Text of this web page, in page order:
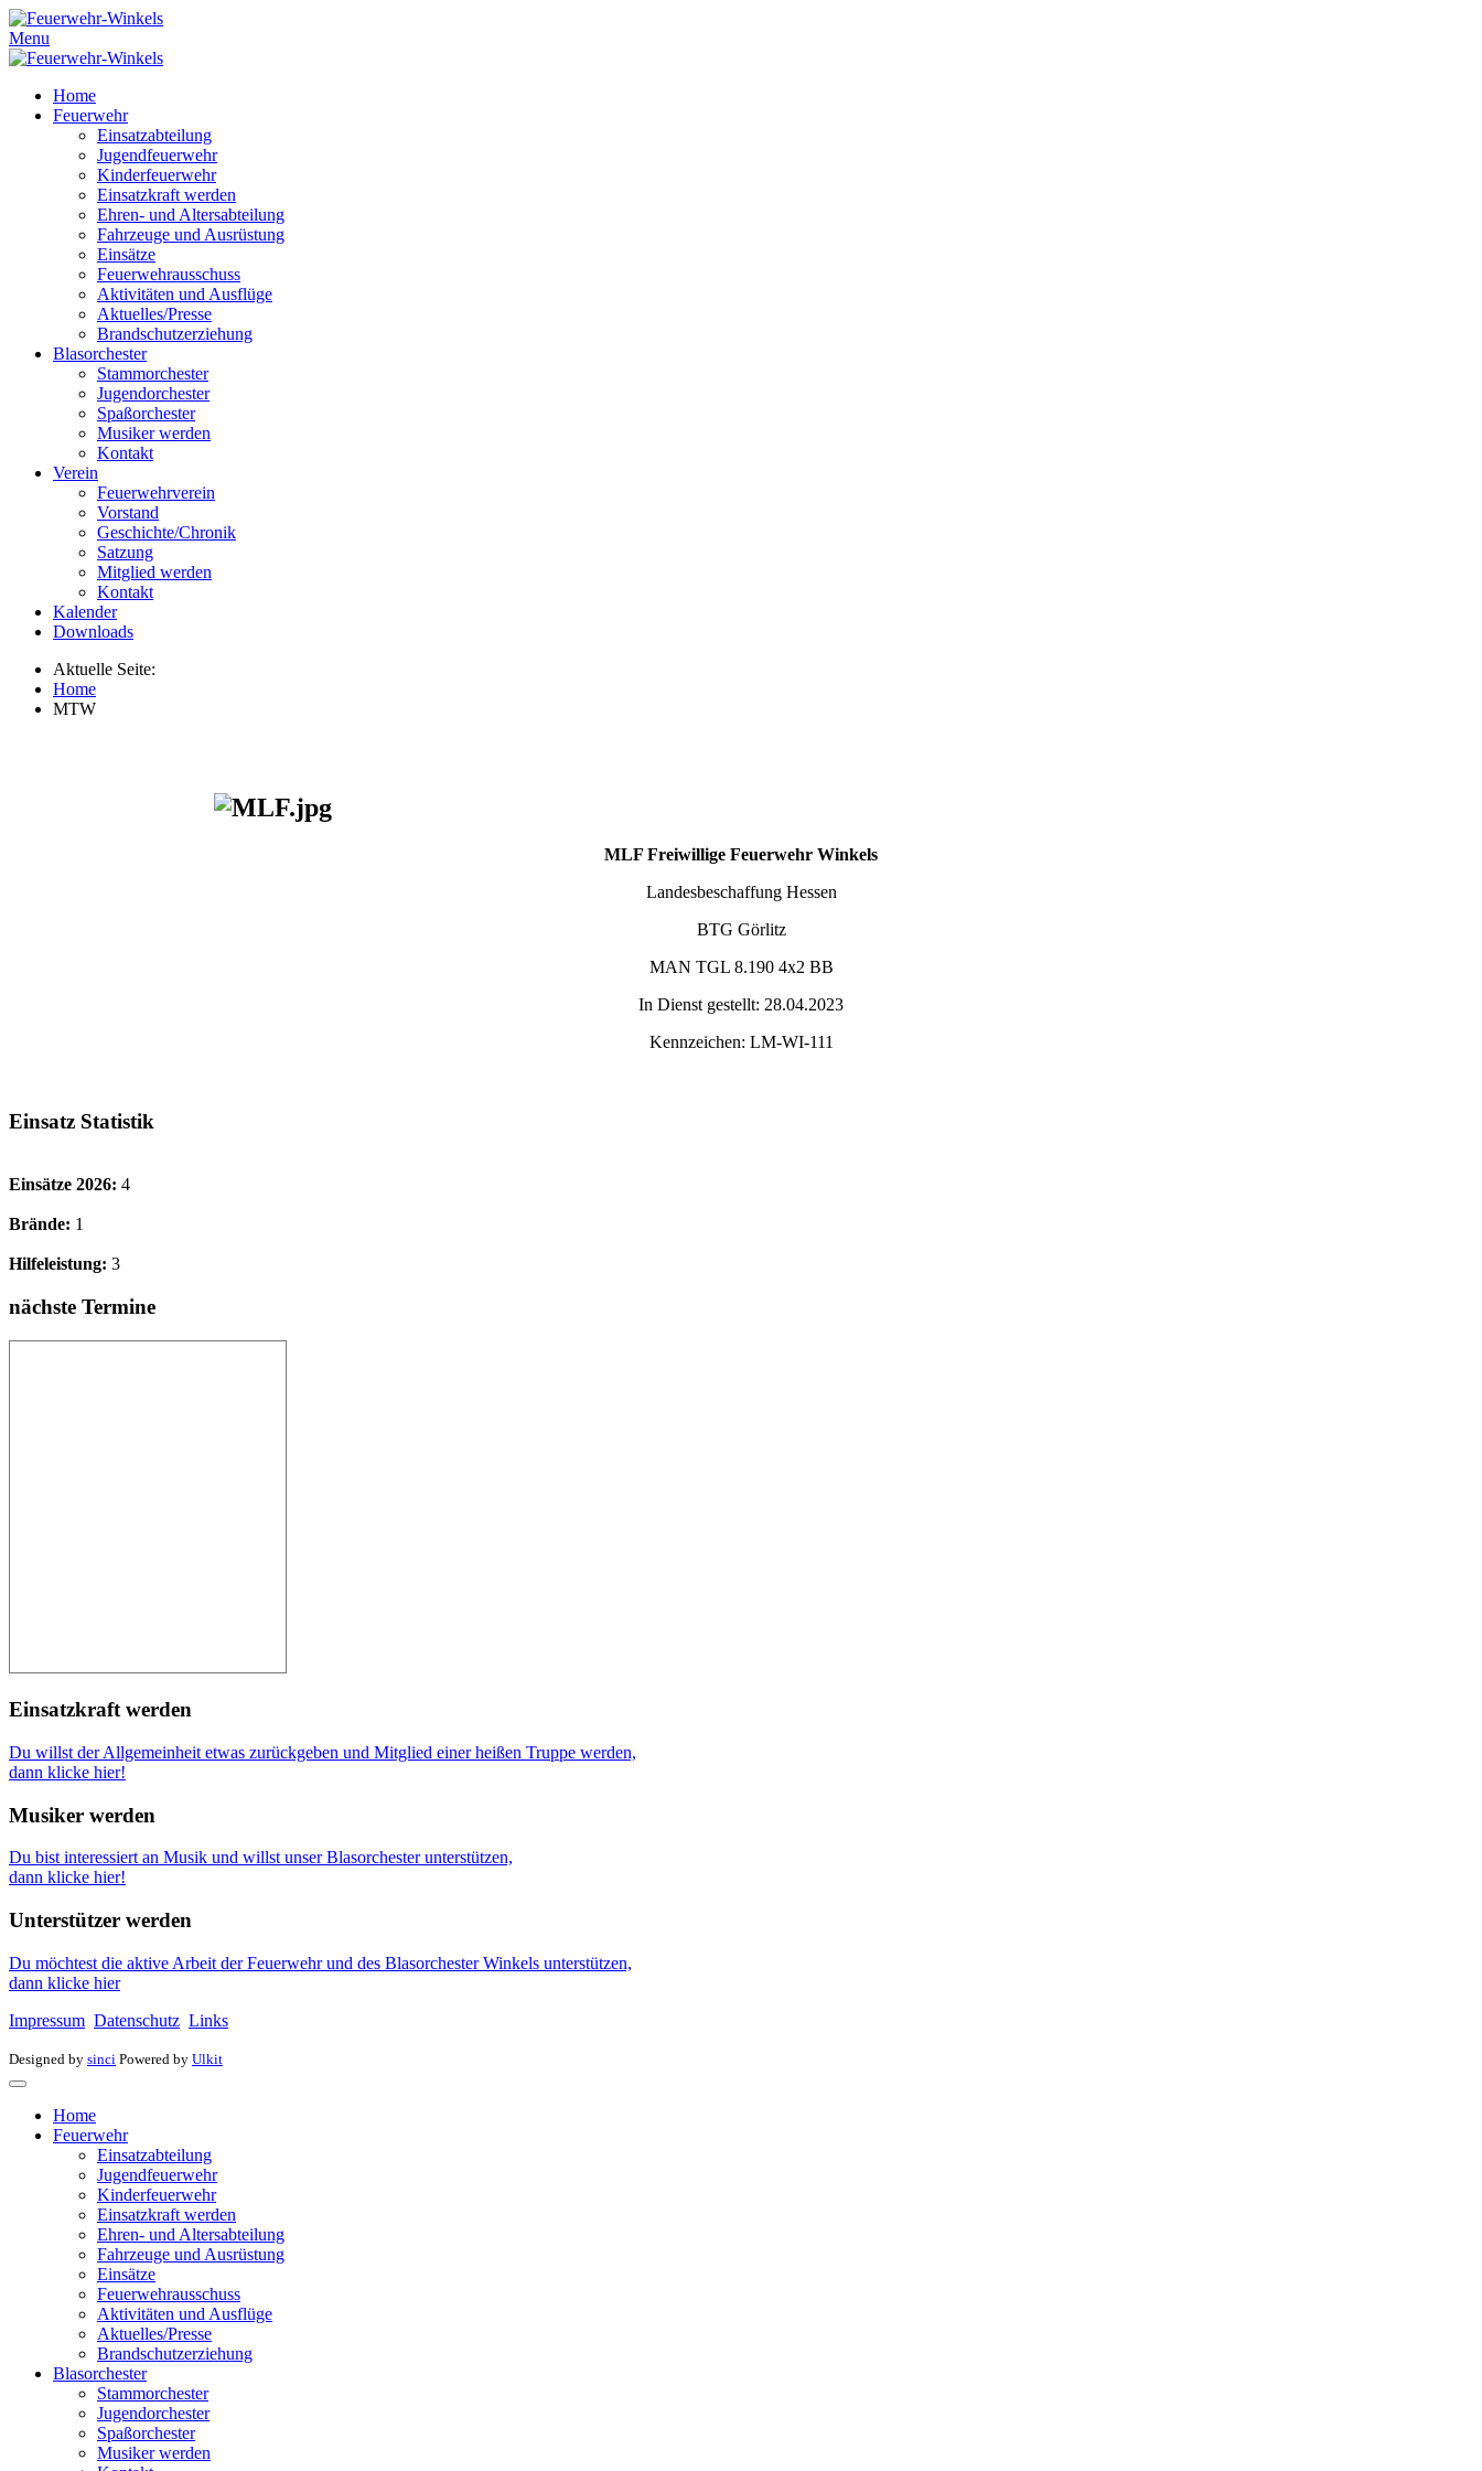
Menu
Home
Feuerwehr
Einsatzabteilung
Jugendfeuerwehr
Kinderfeuerwehr
Einsatzkraft werden
Ehren- und Altersabteilung
Fahrzeuge und Ausrüstung
Einsätze
Feuerwehrausschuss
Aktivitäten und Ausflüge
Aktuelles/Presse
Brandschutzerziehung
Blasorchester
Stammorchester
Jugendorchester
Spaßorchester
Musiker werden
Kontakt
Verein
Feuerwehrverein
Vorstand
Geschichte/Chronik
Satzung
Mitglied werden
Kontakt
Kalender
Downloads
Aktuelle Seite:
Home
MTW
MLF Freiwillige Feuerwehr Winkels
Landesbeschaffung Hessen
BTG Görlitz
MAN TGL 8.190 4x2 BB
In Dienst gestellt: 28.04.2023
Kennzeichen: LM-WI-111
Einsatz Statistik
Einsätze 2026: 4
Brände: 1
Hilfeleistung: 3
nächste Termine
Einsatzkraft werden
Du willst der Allgemeinheit etwas zurückgeben und Mitglied einer heißen Truppe werden,
dann klicke hier!
Musiker werden
Du bist interessiert an Musik und willst unser Blasorchester unterstützen,
dann klicke hier!
Unterstützer werden
Du möchtest die aktive Arbeit der Feuerwehr und des Blasorchester Winkels unterstützen,
dann klicke hier
Impressum Datenschutz Links
Designed by sinci Powered by Ulkit
Home
Feuerwehr
Einsatzabteilung
Jugendfeuerwehr
Kinderfeuerwehr
Einsatzkraft werden
Ehren- und Altersabteilung
Fahrzeuge und Ausrüstung
Einsätze
Feuerwehrausschuss
Aktivitäten und Ausflüge
Aktuelles/Presse
Brandschutzerziehung
Blasorchester
Stammorchester
Jugendorchester
Spaßorchester
Musiker werden